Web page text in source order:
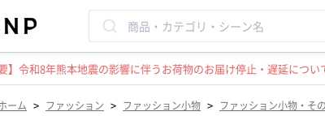
要】令和8年熊本地震の影響に伴うお荷物のお届け停止・遅延につい
ーム > ファッション > ファッション小物 > ファッション小物・そ